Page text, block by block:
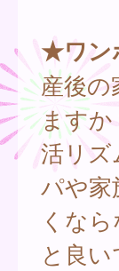
★ワン
産後の
ますか
活リ
パや家
くな
と良い